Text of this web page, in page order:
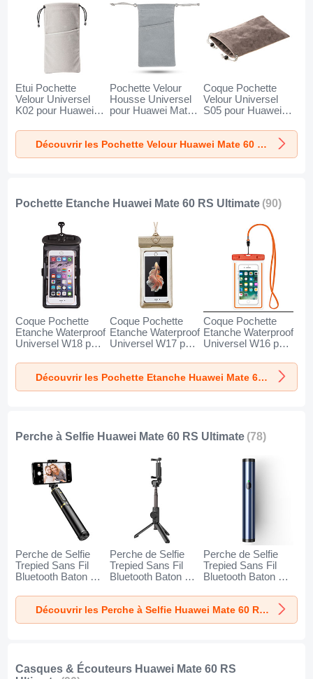
Etui Pochette
Velour Universel
K02 pour Huawei
Ultimate Gris
Pochette Velour
Housse Universel
pour Huawei Mate
Gris
Coque Pochette
Velour Universel
S05 pour Huawei
Ultimate Marron
Découvrir les Pochette Velour Huawei Mate 60 RS Ultimate
Pochette Etanche Huawei Mate 60 RS Ultimate (90)
Coque Pochette
Etanche Waterproof
Universel W18 pour
RS Ultimate Noir
Coque Pochette
Etanche Waterproof
Universel W17 pour
RS Ultimate Or
Coque Pochette
Etanche Waterproof
Universel W16 pour
RS Ultimate
Orange
Découvrir les Pochette Etanche Huawei Mate 60 RS Ultimate
Perche à Selfie Huawei Mate 60 RS Ultimate (78)
Perche de Selfie
Trepied Sans Fil
Bluetooth Baton de
Poche Universel
T34 pour Huawei
Mate 60 RS
Perche de Selfie
Trepied Sans Fil
Bluetooth Baton de
Poche Universel
T32 pour Huawei
Mate 60 RS
Perche de Selfie
Trepied Sans Fil
Bluetooth Baton de
Poche Universel
T31 pour Huawei
Mate 60 RS
Découvrir les Perche à Selfie Huawei Mate 60 RS Ultimate
Casques & Écouteurs Huawei Mate 60 RS